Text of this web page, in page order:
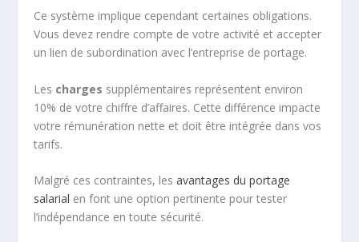
Ce système implique cependant certaines obligations.
Vous devez rendre compte de votre activité et accepter
un lien de subordination avec l’entreprise de portage.
Les charges supplémentaires représentent environ
10% de votre chiffre d’affaires. Cette différence impacte
votre rémunération nette et doit être intégrée dans vos
tarifs.
Malgré ces contraintes, lesavantages du portage
salarial en font une option pertinente pour tester
l’indépendance en toute sécurité.